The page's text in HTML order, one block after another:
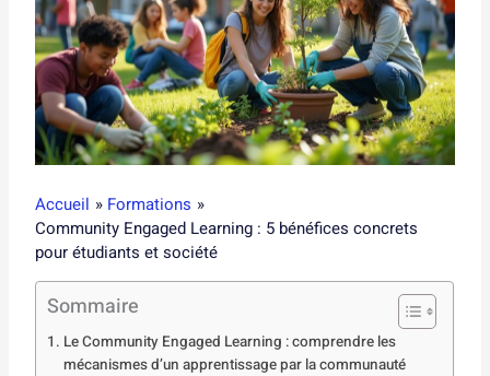
Accueil
Formations
Community Engaged Learning : 5 bénéfices concrets
pour étudiants et société
Sommaire
Le Community Engaged Learning : comprendre les
mécanismes d’un apprentissage par la communauté